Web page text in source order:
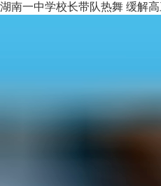
湖南一中学校长带队热舞 缓解